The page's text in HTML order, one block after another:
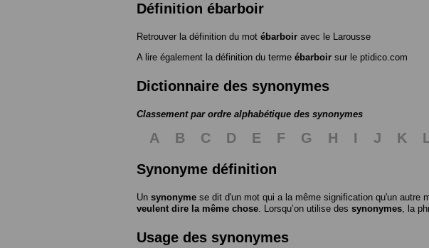
Définition ébarboir
Retrouver la définition du mot ébarboir avec le Larousse
A lire également la définition du terme ébarboir sur le ptidico.com
Dictionnaire des synonymes
Classement par ordre alphabétique des synonymes
A B C D E F G H I J K
Synonyme définition
Un synonyme se dit d'un mot qui a la même signification qu'un autre
veulent dire la même chose . Lorsqu’on utilise des synonymes , la
Usage des synonymes